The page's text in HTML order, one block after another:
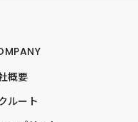
概要
ルート